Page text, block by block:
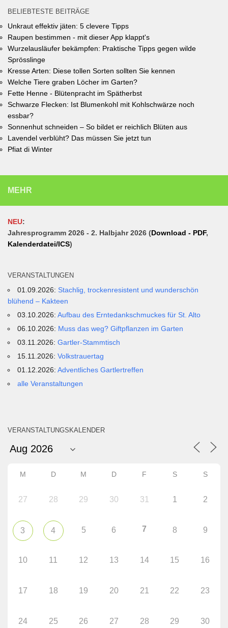
BELIEBTESTE BEITRÄGE
Unkraut effektiv jäten: 5 clevere Tipps
Raupen bestimmen - mit dieser App klappt's
Wurzelausläufer bekämpfen: Praktische Tipps gegen wilde
Sprösslinge
Kresse Arten: Diese tollen Sorten sollten Sie kennen
Welche Tiere graben Löcher im Garten?
Fette Henne - Blütenpracht im Spätherbst
Schwarze Flecken: Ist Blumenkohl mit Kohlschwärze noch
essbar?
Sonnenhut schneiden – So bildet er reichlich Blüten aus
Lavendel verblüht? Das müssen Sie jetzt tun
Pfiat di Winter
MEHR
NEU:
Jahresprogramm 2026 - 2. Halbjahr 2026 (Download - PDF,
Kalenderdatei/ICS)
VERANSTALTUNGEN
01.09.2026: Stachlig, trockenresistent und wunderschön
blühend – Kakteen
03.10.2026:Aufbau des Erntedankschmuckes für St. Alto
06.10.2026: Muss das weg? Giftpflanzen im Garten
03.11.2026:Gartler-Stammtisch
15.11.2026:Volkstrauertag
01.12.2026:Adventliches Gartlertreffen
alle Veranstaltungen
VERANSTALTUNGSKALENDER
M D M D F S S
27 28 29 30 31 1 2
3 4 5 6 7 8 9
10 11 12 13 14 15 16
17 18 19 20 21 22 23
24 25 26 27 28 29 30